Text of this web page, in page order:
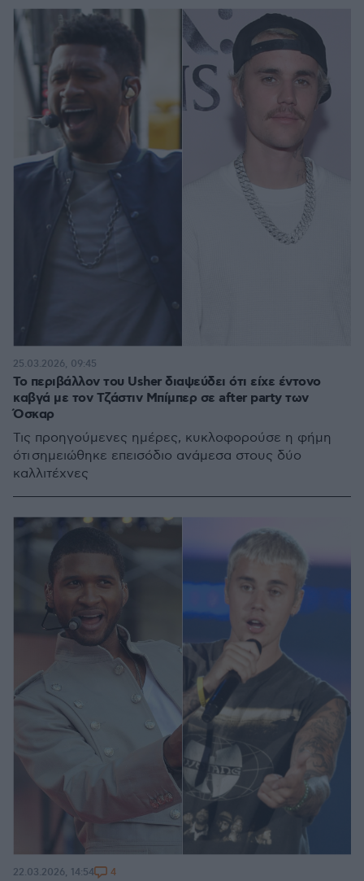
Το περιβάλλον του Usher διαψεύδει ότι είχε έντονο
καβγά με τον Τζάστιν Μπίμπερ σε after party των
Όσκαρ
Τις προηγούμενες ημέρες, κυκλοφορούσε η φήμη
ότι σημειώθηκε επεισόδιο ανάμεσα στους δύο
καλλιτέχνες
25.03.2026, 09:45
22.03.2026, 14:54 4